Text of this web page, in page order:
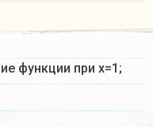
функции при х=1;